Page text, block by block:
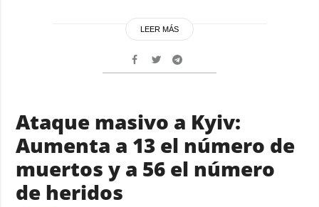
LEER MÁS
Ataque masivo a Kyiv:
Aumenta a 13 el número de
muertos y a 56 el número
de heridos